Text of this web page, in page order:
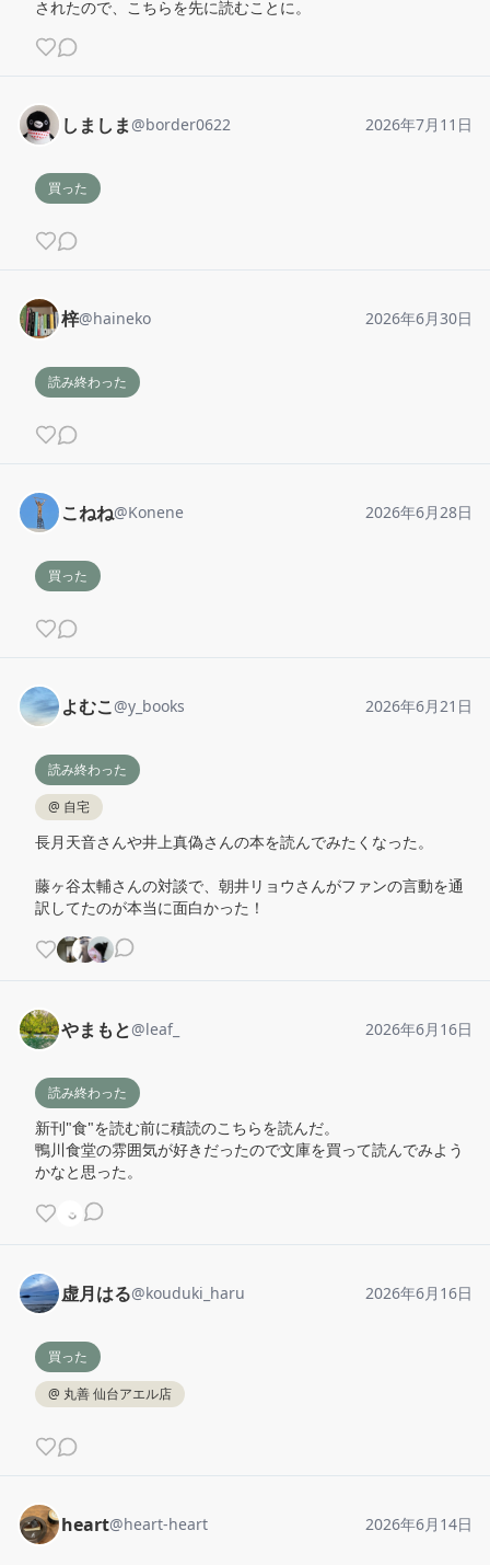
されたので、こちらを先に読むことに。
しましま@border0622 2026年7月11日
買った
梓@haineko 2026年6月30日
読み終わった
こねね@Konene 2026年6月28日
買った
よむこ@y_books 2026年6月21日
読み終わった
@ 自宅
長月天音さんや井上真偽さんの本を読んでみたくなった。
藤ヶ谷太輔さんの対談で、朝井リョウさんがファンの言動を通
訳してたのが本当に面白かった！
やまもと@leaf_ 2026年6月16日
読み終わった
新刊"食"を読む前に積読のこちらを読んだ。
鴨川食堂の雰囲気が好きだったので文庫を買って読んでみよう
かなと思った。
虚月はる@kouduki_haru 2026年6月16日
買った
@ 丸善 仙台アエル店
heart@heart-heart 2026年6月14日